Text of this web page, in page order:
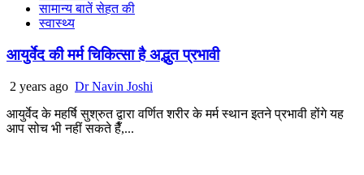
सामान्य बातें सेहत की
स्वास्थ्य
आयुर्वेद की मर्म चिकित्सा है अद्भुत प्रभावी
2 years ago Dr Navin Joshi
आयुर्वेद के महर्षि सुश्रुत द्वारा वर्णित शरीर के मर्म स्थान इतने प्रभावी होंगे यह
आप सोच भी नहीं सकते हैँ,...